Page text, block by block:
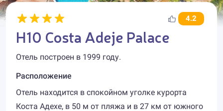
4.2
H10 Costa Adeje Palace
Отель построен в 1999 году.
Расположение
Отель находится в спокойном уголке курорта
Коста Адехе, в 50 м от пляжа и в 27 км от южного